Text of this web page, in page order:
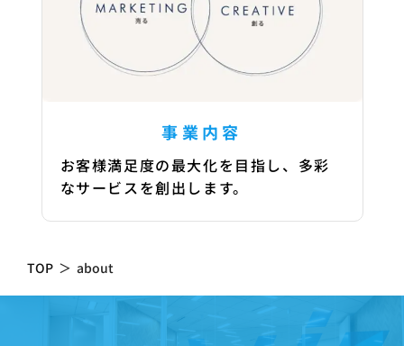
事業内容
お客様満足度の最大化を目指し、多彩
なサービスを創出します。
TOP ＞ about